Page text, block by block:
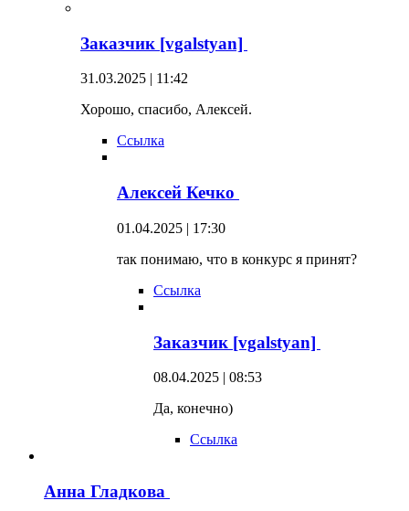
Заказчик [vgalstyan]
31.03.2025 | 11:42
Хорошо, спасибо, Алексей.
Ссылка
Алексей Кечко
01.04.2025 | 17:30
так понимаю, что в конкурс я принят?
Ссылка
Заказчик [vgalstyan]
08.04.2025 | 08:53
Да, конечно)
Ссылка
Анна Гладкова